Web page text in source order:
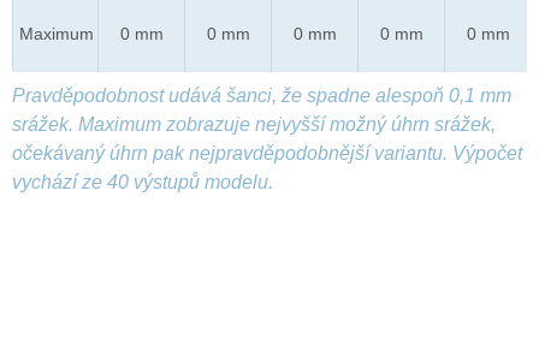
Maximum 0 mm 0 mm 0 mm 0 mm 0 mm
Pravděpodobnost udává šanci, že spadne alespoň 0,1 mm
srážek. Maximum zobrazuje nejvyšší možný úhrn srážek,
očekávaný úhrn pak nejpravděpodobnější variantu. Výpočet
vychází ze 40 výstupů modelu.